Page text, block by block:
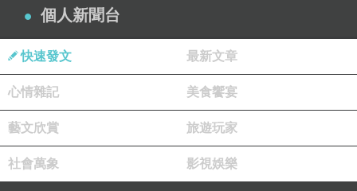
情是何物
直教生死相許...
2008-01-02 21:46:53
個人新聞台
快速發文 最新文章
心情雜記 美食饗宴
藝文欣賞 旅遊玩家
社會萬象 影視娛樂